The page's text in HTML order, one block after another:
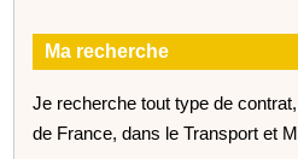
Ma recherche
Je recherche tout type de
de France, dans le Transport et